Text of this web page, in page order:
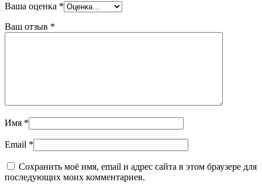
Ваша оценка *
Ваш отзыв *
Имя *
Email *
Сохранить моё имя, email и адрес сайта в этом браузере для
последующих моих комментариев.